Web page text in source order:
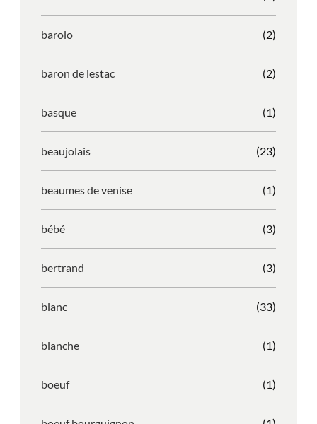
barolo (2)
baron de lestac (2)
basque (1)
beaujolais (23)
beaumes de venise (1)
bébé (3)
bertrand (3)
blanc (33)
blanche (1)
boeuf (1)